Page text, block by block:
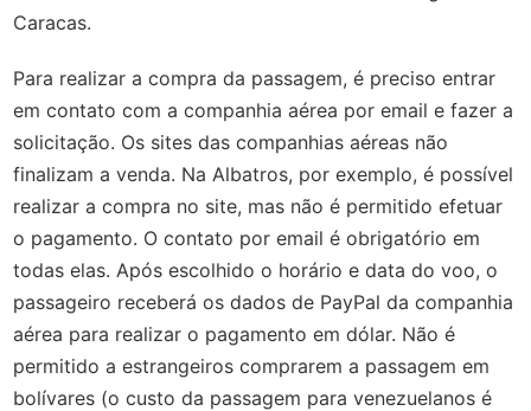
Caracas.
Para realizar a compra da passagem, é preciso entrar
em contato com a companhia aérea por email e fazer a
solicitação. Os sites das companhias aéreas não
finalizam a venda. Na Albatros, por exemplo, é possível
realizar a compra no site, mas não é permitido efetuar
o pagamento. O contato por email é obrigatório em
todas elas. Após escolhido o horário e data do voo, o
passageiro receberá os dados de PayPal da companhia
aérea para realizar o pagamento em dólar. Não é
permitido a estrangeiros comprarem a passagem em
bolívares (o custo da passagem para venezuelanos é